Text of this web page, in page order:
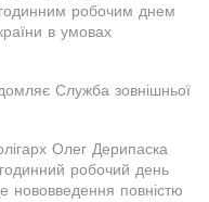
робочим днем
в умовах
Служба зовнішньої
Олег Дерипаска
робочий день
нововведення повністю